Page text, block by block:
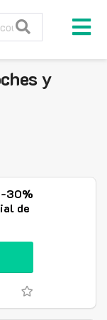
y
-30%
de